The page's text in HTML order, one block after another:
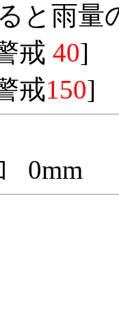
と雨量
戒 40]
戒150]
0mm